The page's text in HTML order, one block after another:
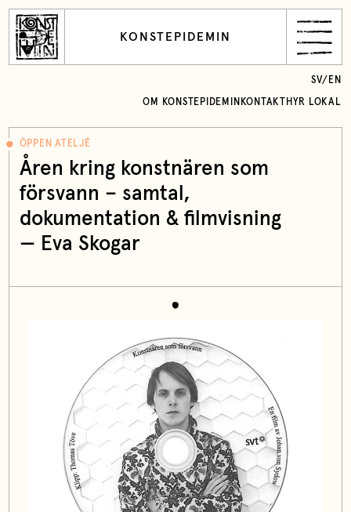
KONSTEPIDEMIN
OM KONSTEPIDEMIN KONTAKT HYR LOKAL
SV/ EN
ÖPPEN ATELJÉ
Åren kring konstnären som
försvann – samtal,
dokumentation & filmvisning
— Eva Skogar